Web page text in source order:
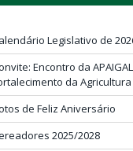
Legislativo de
Encontro da
da
de Feliz Aniversário
2025/2028